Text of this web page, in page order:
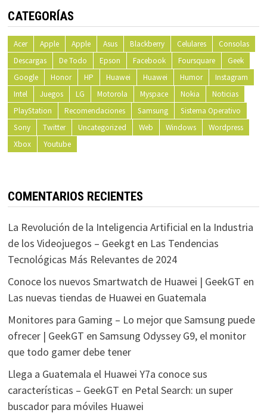
CATEGORÍAS
Acer Apple Apple Asus Blackberry Celulares
Consolas
Descargas
De Todo Epson Facebook Foursquare
Geek
Google
Honor HP Huawei Huawei Humor
Instagram
Intel
Juegos LG Motorola Myspace Nokia
Noticias
PlayStation
Recomendaciones Samsung
Sistema Operativo
Sony
Twitter Uncategorized Web Windows
Wordpress
Xbox
Youtube
COMENTARIOS RECIENTES
La Revolución de la Inteligencia Artificial en la Industria
de los Videojuegos – Geekgten Las Tendencias
Tecnológicas Más Relevantes de 2024
Conoce los nuevos Smartwatch de Huawei | GeekGT en
Las nuevas tiendas de Huawei en Guatemala
Monitores para Gaming – Lo mejor que Samsung puede
ofrecer | GeekGT en Samsung Odyssey G9, el monitor
que todo gamer debe tener
Llega a Guatemala el Huawei Y7a conoce sus
características – GeekGT en Petal Search: un super
buscador para móviles Huawei